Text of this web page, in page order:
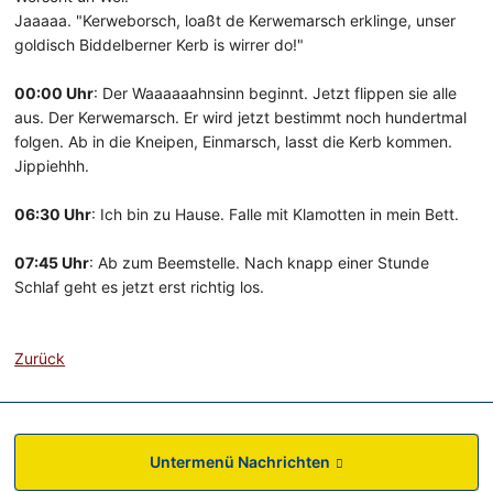
Jaaaaa. "Kerweborsch, loaßt de Kerwemarsch erklinge, unser
goldisch Biddelberner Kerb is wirrer do!"
00:00 Uhr: Der Waaaaaahnsinn beginnt. Jetzt flippen sie alle
aus. Der Kerwemarsch. Er wird jetzt bestimmt noch hundertmal
folgen. Ab in die Kneipen, Einmarsch, lasst die Kerb kommen.
Jippiehhh.
06:30 Uhr: Ich bin zu Hause. Falle mit Klamotten in mein Bett.
07:45 Uhr: Ab zum Beemstelle. Nach knapp einer Stunde
Schlaf geht es jetzt erst richtig los.
Zurück
Untermenü Nachrichten